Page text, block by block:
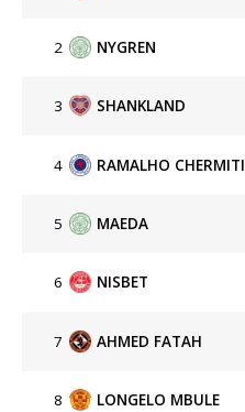
2 NYGREN
3 SHANKLAND
4 RAMALHO CHERMITI
5 MAEDA
6 NISBET
7 AHMED FATAH
8 LONGELO MBULE